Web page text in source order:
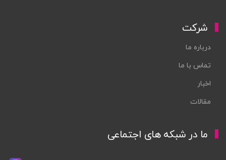
شرکت
درباره ما
تماس با ما
اخبار
مقالات
ما در شبکه های اجتماعی